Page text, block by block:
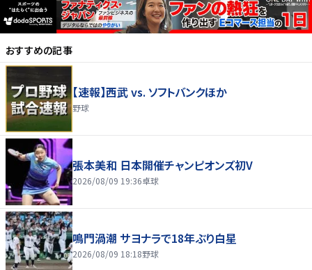
おすすめの記事
【速報】西武 vs. ソフトバンクほか
野球
張本美和 日本開催チャンピオンズ初V
2026/08/09 19:36卓球
鳴門渦潮 サヨナラで18年ぶり白星
2026/08/09 18:18野球